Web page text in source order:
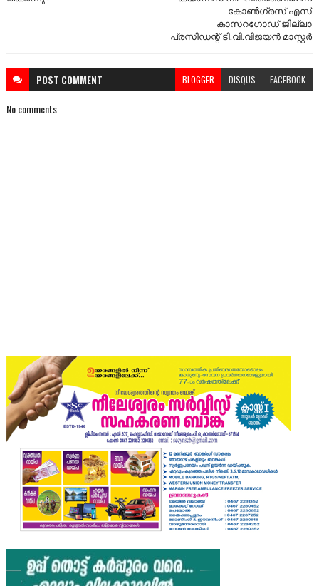
കോൺഗ്രസ് എസ്
കാസറഗോഡ് ജില്ലാ
പ്രസിഡന്റ് ടി.വി.വിജയൻ മാസ്റ്റർ
POST COMMENT BLOGGER DISQUS FACEBOOK
No comments